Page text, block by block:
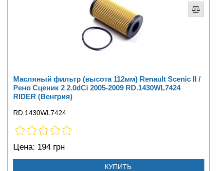
Масляный фильтр (высота 112мм) Renault Scenic II /
Рено Сценик 2 2.0dCi 2005-2009 RD.1430WL7424
RIDER (Венгрия)
RD.1430WL7424
Цена: 194 грн
КУПИТЬ